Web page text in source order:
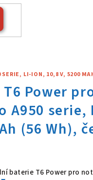
SERIE, LI-ION, 10,8 V, 5200
Power
baterie T6 Power pro